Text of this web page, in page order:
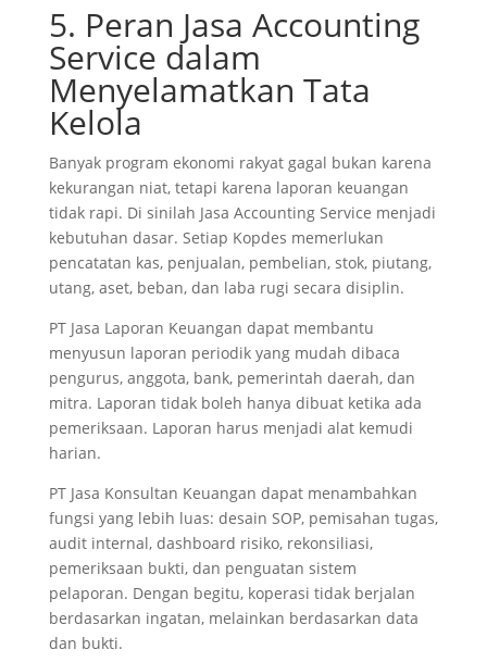
5. Peran Jasa Accounting
Service dalam
Menyelamatkan Tata
Kelola
Banyak program ekonomi rakyat gagal bukan karena
kekurangan niat, tetapi karena laporan keuangan
tidak rapi. Di sinilah Jasa Accounting Service menjadi
kebutuhan dasar. Setiap Kopdes memerlukan
pencatatan kas, penjualan, pembelian, stok, piutang,
utang, aset, beban, dan laba rugi secara disiplin.
PT Jasa Laporan Keuangan dapat membantu
menyusun laporan periodik yang mudah dibaca
pengurus, anggota, bank, pemerintah daerah, dan
mitra. Laporan tidak boleh hanya dibuat ketika ada
pemeriksaan. Laporan harus menjadi alat kemudi
harian.
PT Jasa Konsultan Keuangan dapat menambahkan
fungsi yang lebih luas: desain SOP, pemisahan tugas,
audit internal, dashboard risiko, rekonsiliasi,
pemeriksaan bukti, dan penguatan sistem
pelaporan. Dengan begitu, koperasi tidak berjalan
berdasarkan ingatan, melainkan berdasarkan data
dan bukti.